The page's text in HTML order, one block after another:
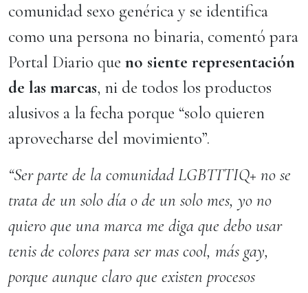
comunidad sexo genérica y se identifica
como una persona no binaria, comentó para
Portal Diario que no siente representación
de las marcas, ni de todos los productos
alusivos a la fecha porque “solo quieren
aprovecharse del movimiento”.
“Ser parte de la comunidad LGBTTTIQ+ no se
trata de un solo día o de un solo mes, yo no
quiero que una marca me diga que debo usar
tenis de colores para ser mas cool, más gay,
porque aunque claro que existen procesos